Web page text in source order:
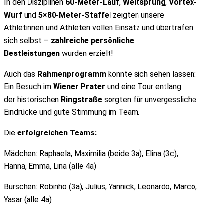
In den Disziplinen 60-Meter-Lauf, Weitsprung, Vortex-
Wurf und 5×80-Meter-Staffel zeigten unsere
Athletinnen und Athleten vollen Einsatz und übertrafen
sich selbst – zahlreiche persönliche
Bestleistungen wurden erzielt!
Auch das Rahmenprogramm konnte sich sehen lassen:
Ein Besuch im Wiener Prater und eine Tour entlang
der historischen Ringstraße sorgten für unvergessliche
Eindrücke und gute Stimmung im Team.
Die erfolgreichen Teams:
Mädchen: Raphaela, Maximilia (beide 3a), Elina (3c),
Hanna, Emma, Lina (alle 4a)
Burschen: Robinho (3a), Julius, Yannick, Leonardo, Marco,
Yasar (alle 4a)